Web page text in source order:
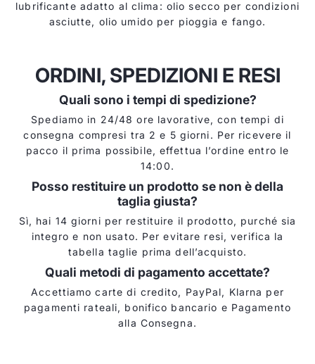
lubrificante adatto al clima: olio secco per condizioni
asciutte, olio umido per pioggia e fango.
ORDINI, SPEDIZIONI E RESI
Quali sono i tempi di spedizione?
Spediamo in 24/48 ore lavorative, con tempi di
consegna compresi tra 2 e 5 giorni. Per ricevere il
pacco il prima possibile, effettua l’ordine entro le
14:00.
Posso restituire un prodotto se non è della
taglia giusta?
Sì, hai 14 giorni per restituire il prodotto, purché sia
integro e non usato. Per evitare resi, verifica la
tabella taglie prima dell’acquisto.
Quali metodi di pagamento accettate?
Accettiamo carte di credito, PayPal, Klarna per
pagamenti rateali, bonifico bancario e Pagamento
alla Consegna.